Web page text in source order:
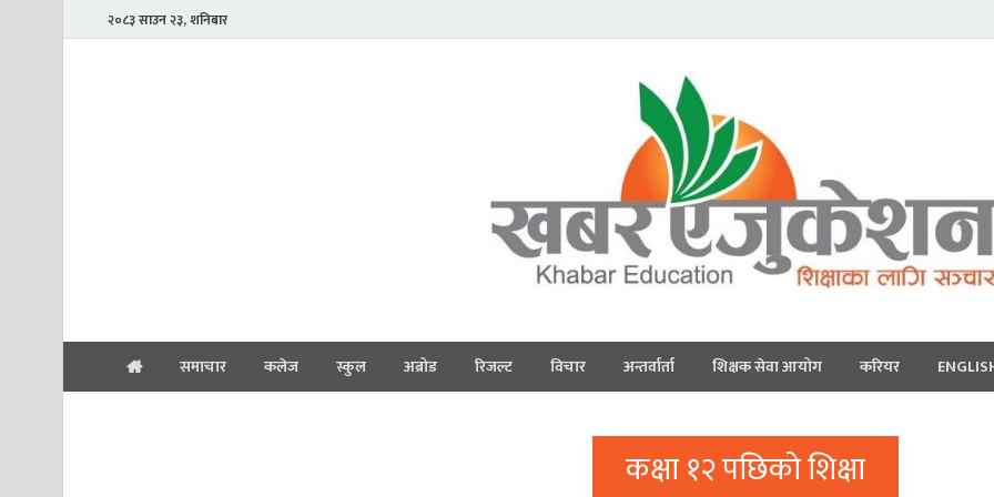
२०८३ साउन २३, शनिबार
समाचार कलेज स्कुल अब्रोड रिजल्ट विचार अन्तर्वार्ता शिक्षक सेवा आयोग करियर
कक्षा १२ पछिको शिक्षा